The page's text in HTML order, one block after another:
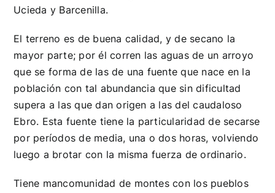
Ucieda y Barcenilla.
El terreno es de buena calidad, y de secano la
mayor parte; por él corren las aguas de un arroyo
que se forma de las de una fuente que nace en la
población con tal abundancia que sin dificultad
supera a las que dan origen a las del caudaloso
Ebro. Esta fuente tiene la particularidad de secarse
por períodos de media, una o dos horas, volviendo
luego a brotar con la misma fuerza de ordinario.
Tiene mancomunidad de montes con los pueblos